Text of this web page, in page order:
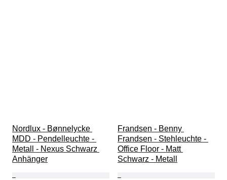
Nordlux - Bønnelycke
MDD - Pendelleuchte -
Metall - Nexus Schwarz
Anhänger
Frandsen - Benny
Frandsen - Stehleuchte -
Office Floor - Matt
Schwarz - Metall